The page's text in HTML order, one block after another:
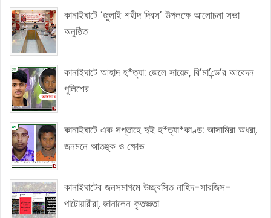
কানাইঘাটে ‘জুলাই শহীদ দিবস’ উপলক্ষে আলোচনা সভা
অনুষ্ঠিত
কানাইঘাটে আহাদ হ*ত্যা: জেলে সায়েম, রি’মা’ন্ডে’র আবেদন
পুলিশের
কানাইঘাটে এক সপ্তাহে দুই হ*ত্যা*কাণ্ড: আসামিরা অধরা,
জনমনে আতঙ্ক ও ক্ষোভ
কানাইঘাটের জনসমাগমে উচ্ছ্বসিত নাহিদ-সারজিস-
পাটোয়ারীরা, জানালেন কৃতজ্ঞতা